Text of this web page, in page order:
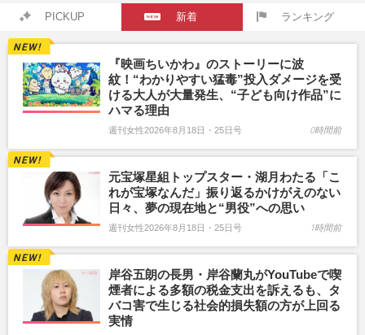
PICKUP 新着 ランキング
『映画ちいかわ』のストーリーに波
紋！“わかりやすい猛毒”投入ダメージを受
ける大人が大量発生、“子ども向け作品”に
ハマる理由
週刊女性2026年8月18日・25日号 0時間前
元宝塚星組トップスター・湖月わたる「こ
れが宝塚なんだ」振り返るかけがえのない
日々、夢の現在地と“男役”への思い
週刊女性2026年8月18日・25日号 1時間前
岸谷五朗の長男・岸谷蘭丸がYouTubeで喫
煙者による多額の税金支出を訴えるも、タ
バコ害で生じる社会的損失額の方が上回る
実情